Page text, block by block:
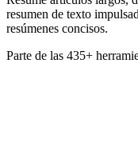
resumen de texto
resúmenes concisos.
Parte de las 435+